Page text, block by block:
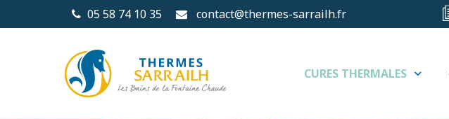
05 58 74 10 35 contact@thermes-sarrailh.fr
CURES THERMALES